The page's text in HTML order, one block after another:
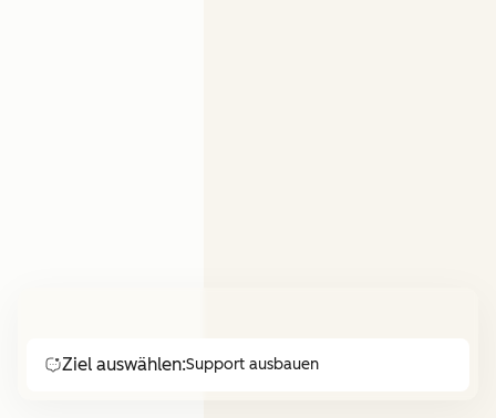
Ziel auswählen:Support ausbauen